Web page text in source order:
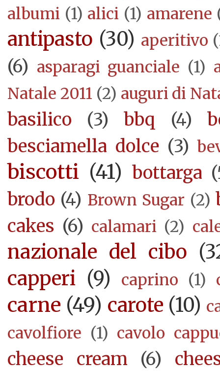
albumi (1) alici (1) amarene
antipasto (30) aperitivo
(6) asparagi guanciale (1)
Natale 2011 (2) auguri di
basilico (3) bbq (4)
besciamella dolce (3)
biscotti (41) bottarga
brodo (4) Brown Sugar (2)
cakes (6) calamari (2)
nazionale del cibo
capperi (9) caprino (1)
carne (49) carote (10)
cavolfiore (1) cavolo
cheese cream (6)